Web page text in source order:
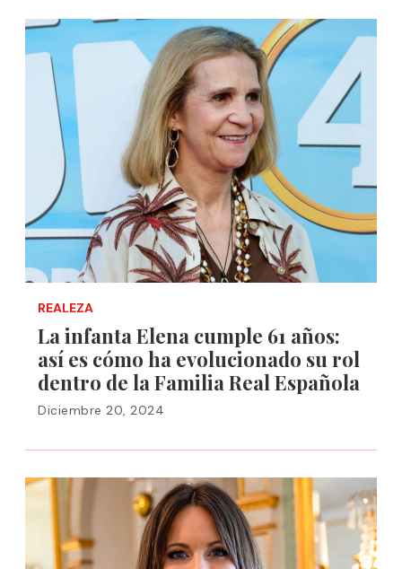
REALEZA
La infanta Elena cumple 61 años:
así es cómo ha evolucionado su rol
dentro de la Familia Real Española
Diciembre 20, 2024